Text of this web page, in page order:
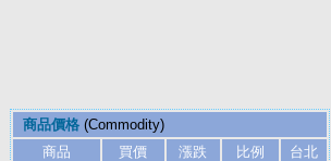
商品價格(Commodity)
商品
買價 漲跌 比例
台北